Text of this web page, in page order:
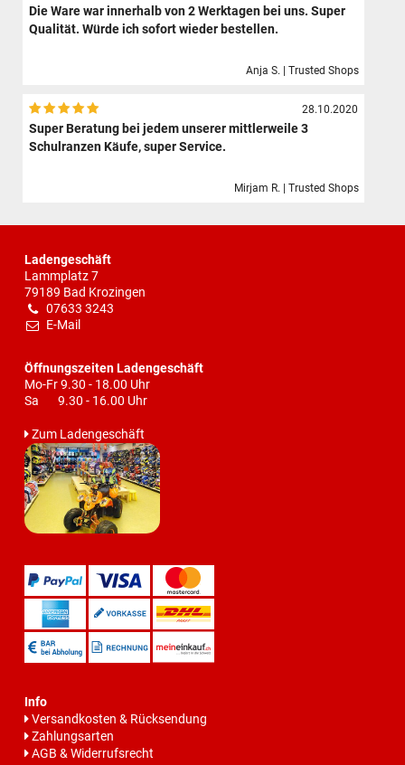
Die Ware war innerhalb von 2 Werktagen bei uns. Super
Qualität. Würde ich sofort wieder bestellen.
Anja S. | Trusted Shops
28.10.2020
Super Beratung bei jedem unserer mittlerweile 3
Schulranzen Käufe, super Service.
Mirjam R. | Trusted Shops
Ladengeschäft
Lammplatz 7
79189 Bad Krozingen
07633 3243
E-Mail
Öffnungszeiten Ladengeschäft
Mo-Fr 9.30 - 18.00 Uhr
Sa 9.30 - 16.00 Uhr
Zum Ladengeschäft
Info
Versandkosten & Rücksendung
Zahlungsarten
AGB & Widerrufsrecht